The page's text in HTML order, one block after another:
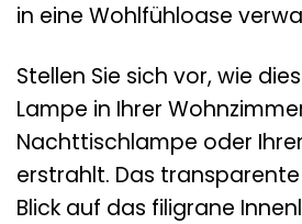
in eine Wohlfühloase
Stellen Sie sich vor, wie
Lampe in Ihrer
Nachttischlampe oder
erstrahlt. Das
Blick auf das filigrane